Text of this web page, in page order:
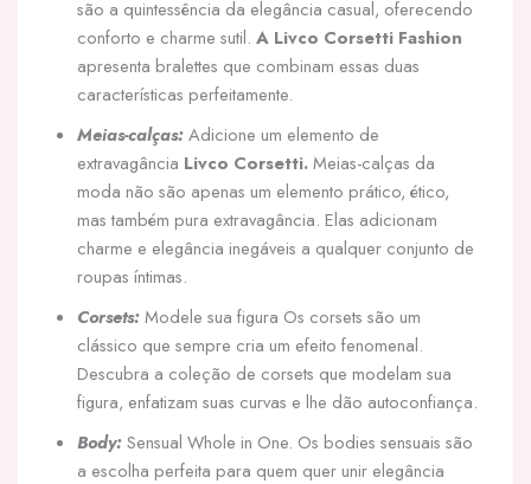
são a quintessência da elegância casual, oferecendo
conforto e charme sutil. A Livco Corsetti Fashion
apresenta bralettes que combinam essas duas
características perfeitamente.
Meias-calças:Adicione um elemento de
extravagância Livco Corsetti.Meias-calças da
moda não são apenas um elemento prático, ético,
mas também pura extravagância. Elas adicionam
charme e elegância inegáveis a qualquer conjunto de
roupas íntimas.
Corsets:Modele sua figura Os corsets são um
clássico que sempre cria um efeito fenomenal.
Descubra a coleção de corsets que modelam sua
figura, enfatizam suas curvas e lhe dão autoconfiança.
Body:Sensual Whole in One. Os bodies sensuais são
a escolha perfeita para quem quer unir elegância